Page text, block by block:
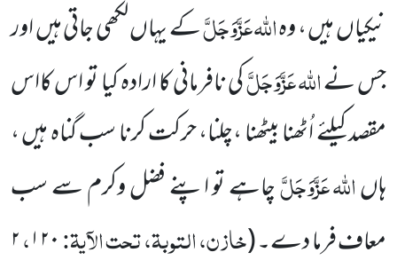
نیکیاںہیں ، وہاللہعَزَّوَجَلَّکے یہاں لکھی جاتی ہیں اور
جس نےاللہعَزَّوَجَلَّکی نافرمانی کا ارادہ کیا تو اس کااس
مقصد کیلئے اُٹھنا بیٹھنا ،چلنا، حرکت کرنا سب گناہ ہیں ،
ہاںاللہعَزَّوَجَلَّچاہے تو اپنے فضل وکرم سے سب
معاف فرما دے۔(خازن، التوبۃ، تحت الآیۃ:۱۲۰،۲